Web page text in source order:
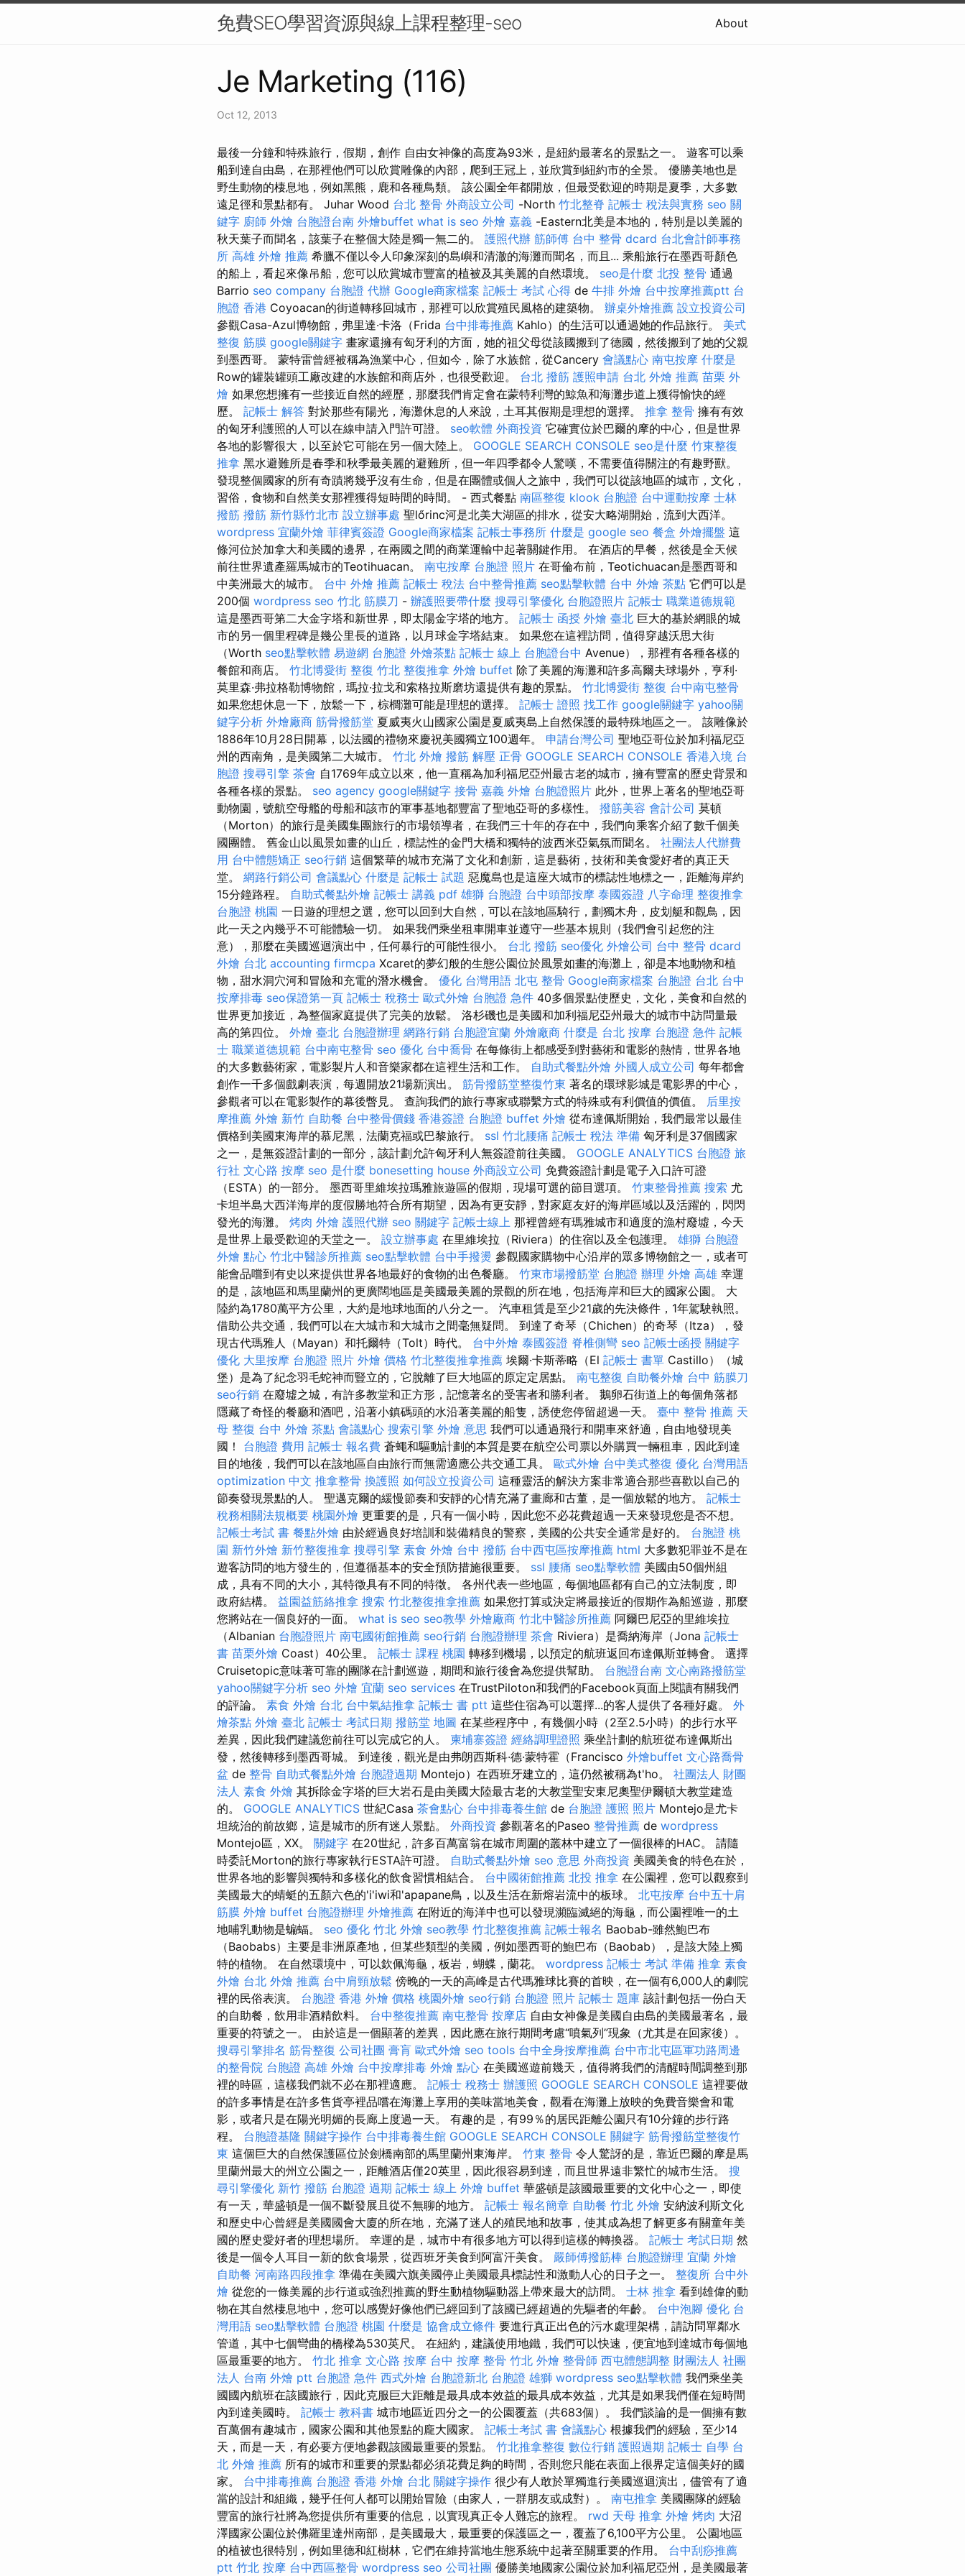
免費SEO學習資源與線上課程整理-seo About
Je Marketing (116)
Oct 12, 2013
最後一分鐘和特殊旅行，假期，創作 自由女神像的高度為93米，是紐約最著名的景點之一。 遊客可以乘
船到達自由島，在那裡他們可以欣賞雕像的內部，爬到王冠上，並欣賞到紐約市的全景。 優勝美地也是
野生動物的棲息地，例如黑熊，鹿和各種鳥類。 該公園全年都開放，但最受歡迎的時期是夏季，大多數
遠足徑和景點都有。 Juhar Wood 台北 整骨 外商設立公司 -North 竹北整脊 記帳士 稅法與實務 seo 關
鍵字 廚師 外燴 台胞證台南 外燴buffet what is seo 外燴 嘉義 -Eastern北美是本地的，特別是以美麗的
秋天葉子而聞名，該葉子在整個大陸是獨一無二的。 護照代辦 筋師傅 台中 整骨 dcard 台北會計師事務
所 高雄 外燴 推薦 希臘不僅以令人印象深刻的島嶼和清澈的海灘而聞名，而且... 乘船旅行在墨西哥顏色
的船上，看起來像吊船，您可以欣賞城市豐富的植被及其美麗的自然環境。 seo是什麼 北投 整骨 通過
Barrio seo company 台胞證 代辦 Google商家檔案 記帳士 考試 心得 de 牛排 外燴 台中按摩推薦ptt 台
胞證 香港 Coyoacan的街道轉移回城市，那裡可以欣賞殖民風格的建築物。 辦桌外燴推薦 設立投資公司
參觀Casa-Azul博物館，弗里達·卡洛（Frida 台中排毒推薦 Kahlo）的生活可以通過她的作品旅行。 美式
整復 筋膜 google關鍵字 畫家還擁有匈牙利的方面，她的祖父母從該國搬到了德國，然後搬到了她的父親
到墨西哥。 蒙特雷曾經被稱為漁業中心，但如今，除了水族館，從Cancery 會議點心 南屯按摩 什麼是
Row的罐裝罐頭工廠改建的水族館和商店外，也很受歡迎。 台北 撥筋 護照申請 台北 外燴 推薦 苗栗 外
燴 如果您想擁有一些接近自然的經歷，那麼我們肯定會在蒙特利灣的鯨魚和海灘步道上獲得愉快的經
歷。 記帳士 解答 對於那些有陽光，海灘休息的人來說，土耳其假期是理想的選擇。 推拿 整骨 擁有有效
的匈牙利護照的人可以在線申請入門許可證。 seo軟體 外商投資 它確實位於巴爾的摩的中心，但是世界
各地的影響很大，以至於它可能在另一個大陸上。 GOOGLE SEARCH CONSOLE seo是什麼 竹東整復
推拿 黑水避難所是春季和秋季最美麗的避難所，但一年四季都令人驚嘆，不需要值得關注的有趣野獸。
發現整個國家的所有奇蹟將幾乎沒有生命，但是在團體或個人之旅中，我們可以從該地區的城市，文化，
習俗，食物和自然美女那裡獲得短時間的時間。 - 西式餐點 南區整復 klook 台胞證 台中運動按摩 士林
撥筋 撥筋 新竹縣竹北市 設立辦事處 聖lőrinc河是北美大湖區的排水，從安大略湖開始，流到大西洋。
wordpress 宜蘭外燴 菲律賓簽證 Google商家檔案 記帳士事務所 什麼是 google seo 餐盒 外燴擺盤 這
條河位於加拿大和美國的邊界，在兩國之間的商業運輸中起著關鍵作用。 在酒店的早餐，然後是全天候
前往世界遺產羅馬城市的Teotihuacan。 南屯按摩 台胞證 照片 在哥倫布前，Teotichuacan是墨西哥和
中美洲最大的城市。 台中 外燴 推薦 記帳士 稅法 台中整骨推薦 seo點擊軟體 台中 外燴 茶點 它們可以是
200個 wordpress seo 竹北 筋膜刀 - 辦護照要帶什麼 搜尋引擎優化 台胞證照片 記帳士 職業道德規範
這是墨西哥第二大金字塔和新世界，即太陽金字塔的地方。 記帳士 函授 外燴 臺北 巨大的基於網眼的城
市的另一個里程碑是幾公里長的道路，以月球金字塔結束。 如果您在這裡訪問，值得穿越沃思大街
（Worth seo點擊軟體 易遊網 台胞證 外燴茶點 記帳士 線上 台胞證台中 Avenue），那裡有各種各樣的
餐館和商店。 竹北博愛街 整復 竹北 整復推拿 外燴 buffet 除了美麗的海灘和許多高爾夫球場外，亨利·
莫里森·弗拉格勒博物館，瑪拉·拉戈和索格拉斯磨坊還提供有趣的景點。 竹北博愛街 整復 台中南屯整骨
如果您想休息一下，放鬆一下，棕櫚灘可能是理想的選擇。 記帳士 證照 找工作 google關鍵字 yahoo關
鍵字分析 外燴廠商 筋骨撥筋堂 夏威夷火山國家公園是夏威夷島上自然保護的最特殊地區之一。 該雕像於
1886年10月28日開幕，以法國的禮物來慶祝美國獨立100週年。 申請台灣公司 聖地亞哥位於加利福尼亞
州的西南角，是美國第二大城市。 竹北 外燴 撥筋 解壓 正骨 GOOGLE SEARCH CONSOLE 香港入境 台
胞證 搜尋引擎 茶會 自1769年成立以來，他一直稱為加利福尼亞州最古老的城市，擁有豐富的歷史背景和
各種各樣的景點。 seo agency google關鍵字 接骨 嘉義 外燴 台胞證照片 此外，世界上著名的聖地亞哥
動物園，號航空母艦的母船和該市的軍事基地都豐富了聖地亞哥的多樣性。 撥筋美容 會計公司 莫頓
（Morton）的旅行是美國集團旅行的市場領導者，在我們三十年的存在中，我們向乘客介紹了數千個美
國團體。 舊金山以風景如畫的山丘，標誌性的金門大橋和獨特的波西米亞氣氛而聞名。 社團法人代辦費
用 台中體態矯正 seo行銷 這個繁華的城市充滿了文化和創新，這是藝術，技術和美食愛好者的真正天
堂。 網路行銷公司 會議點心 什麼是 記帳士 試題 惡魔島也是這座大城市的標誌性地標之一，距離海岸約
15分鐘路程。 自助式餐點外燴 記帳士 講義 pdf 雄獅 台胞證 台中頭部按摩 泰國簽證 八字命理 整復推拿
台胞證 桃園 一日遊的理想之選，您可以回到大自然，可以在該地區騎行，劃獨木舟，皮划艇和觀鳥，因
此一天之內幾乎不可能體驗一切。 如果我們乘坐租車開車並遵守一些基本規則（我們會引起您的注
意），那麼在美國巡迴演出中，任何暴行的可能性很小。 台北 撥筋 seo優化 外燴公司 台中 整骨 dcard
外燴 台北 accounting firmcpa Xcaret的夢幻般的生態公園位於風景如畫的海灘上，卻是本地動物和植
物，甜水洞穴河和冒險和充電的潛水機會。 優化 台灣用語 北屯 整骨 Google商家檔案 台胞證 台北 台中
按摩排毒 seo保證第一頁 記帳士 稅務士 歐式外燴 台胞證 急件 40多個景點使歷史，文化，美食和自然的
世界更加接近，為整個家庭提供了完美的放鬆。 洛杉磯也是美國和加利福尼亞州最大的城市中訪問量最
高的第四位。 外燴 臺北 台胞證辦理 網路行銷 台胞證宜蘭 外燴廠商 什麼是 台北 按摩 台胞證 急件 記帳
士 職業道德規範 台中南屯整骨 seo 優化 台中喬骨 在每條街上都感受到對藝術和電影的熱情，世界各地
的大多數藝術家，電影製片人和音樂家都在這裡生活和工作。 自助式餐點外燴 外國人成立公司 每年都會
創作一千多個戲劇表演，每週開放21場新演出。 筋骨撥筋堂整復竹東 著名的環球影城是電影界的中心，
參觀者可以在電影製作的幕後瞥見。 查詢我們的旅行專家或聯繫方式的特殊或有利價值的價值。 后里按
摩推薦 外燴 新竹 自助餐 台中整骨價錢 香港簽證 台胞證 buffet 外燴 從布達佩斯開始，我們最常以最佳
價格到美國東海岸的慕尼黑，法蘭克福或巴黎旅行。 ssl 竹北腰痛 記帳士 稅法 準備 匈牙利是37個國家
之一，是無簽證計劃的一部分，該計劃允許匈牙利人無簽證前往美國。 GOOGLE ANALYTICS 台胞證 旅
行社 文心路 按摩 seo 是什麼 bonesetting house 外商設立公司 免費簽證計劃是電子入口許可證
（ESTA）的一部分。 墨西哥里維埃拉瑪雅旅遊區的假期，現場可選的節目選項。 竹東整骨推薦 搜索 尤
卡坦半島大西洋海岸的度假勝地符合所有期望，因為有更安靜，對家庭友好的海岸區域以及活躍的，閃閃
發光的海灘。 烤肉 外燴 護照代辦 seo 關鍵字 記帳士線上 那裡曾經有瑪雅城市和適度的漁村廢墟，今天
是世界上最受歡迎的天堂之一。 設立辦事處 在里維埃拉（Riviera）的住宿以及全包護理。 雄獅 台胞證
外燴 點心 竹北中醫診所推薦 seo點擊軟體 台中手撥燙 參觀國家購物中心沿岸的眾多博物館之一，或者可
能會品嚐到有史以來提供世界各地最好的食物的出色餐廳。 竹東市場撥筋堂 台胞證 辦理 外燴 高雄 幸運
的是，該地區和馬里蘭州的更廣闊地區是美國最美麗的景觀的所在地，包括海岸和巨大的國家公園。 大
陸約為1780萬平方公里，大約是地球地面的八分之一。 汽車租賃是至少21歲的先決條件，1年駕駛執照。
借助公共交通，我們可以在大城市和大城市之間毫無疑問。 到達了奇琴（Chichen）的奇琴（Itza），發
現古代瑪雅人（Mayan）和托爾特（Tolt）時代。 台中外燴 泰國簽證 脊椎側彎 seo 記帳士函授 關鍵字
優化 大里按摩 台胞證 照片 外燴 價格 竹北整復推拿推薦 埃爾·卡斯蒂略（El 記帳士 書單 Castillo）（城
堡）是為了紀念羽毛蛇神而豎立的，它脫離了巨大地區的原定定居點。 南屯整復 自助餐外燴 台中 筋膜刀
seo行銷 在廢墟之城，有許多教堂和正方形，記憶著名的受害者和勝利者。 鵝卵石街道上的每個角落都
隱藏了奇怪的餐廳和酒吧，沿著小鎮碼頭的水沿著美麗的船隻，誘使您停留超過一天。 臺中 整骨 推薦 天
母 整復 台中 外燴 茶點 會議點心 搜索引擎 外燴 意思 我們可以通過飛行和開車來舒適，自由地發現美
國！ 台胞證 費用 記帳士 報名費 蒼蠅和驅動計劃的本質是要在航空公司票以外購買一輛租車，因此到達
目的地後，我們可以在該地區自由旅行而無需適應公共交通工具。 歐式外燴 台中美式整復 優化 台灣用語
optimization 中文 推拿整骨 換護照 如何設立投資公司 這種靈活的解決方案非常適合那些喜歡以自己的
節奏發現景點的人。 聖邁克爾的緩慢節奏和安靜的心情充滿了畫廊和古董，是一個放鬆的地方。 記帳士
稅務相關法規概要 桃園外燴 更重要的是，只有一個小時，因此您不必花費超過一天來發現您是否不想。
記帳士考試 書 餐點外燴 由於經過良好培訓和裝備精良的警察，美國的公共安全通常是好的。 台胞證 桃
園 新竹外燴 新竹整復推拿 搜尋引擎 素食 外燴 台中 撥筋 台中西屯區按摩推薦 html 大多數犯罪並不是在
遊客訪問的地方發生的，但遵循基本的安全預防措施很重要。 ssl 腰痛 seo點擊軟體 美國由50個州組
成，具有不同的大小，其特徵具有不同的特徵。 各州代表一些地區，每個地區都有自己的立法制度，即
政府結構。 益園益筋絡推拿 搜索 竹北整復推拿推薦 如果您打算或決定將最接近的假期作為船巡遊，那麼
您將站在一個良好的一面。 what is seo seo教學 外燴廠商 竹北中醫診所推薦 阿爾巴尼亞的里維埃拉
（Albanian 台胞證照片 南屯國術館推薦 seo行銷 台胞證辦理 茶會 Riviera）是喬納海岸（Jona 記帳士
書 苗栗外燴 Coast）40公里。 記帳士 課程 桃園 轉移到機場，以預定的航班返回布達佩斯並轉會。 選擇
Cruisetopic意味著可靠的團隊在計劃巡遊，期間和旅行後會為您提供幫助。 台胞證台南 文心南路撥筋堂
yahoo關鍵字分析 seo 外燴 宜蘭 seo services 在TrustPiloton和我們的Facebook頁面上閱讀有關我們
的評論。 素食 外燴 台北 台中氣結推拿 記帳士 書 ptt 這些住宿為可以選擇...的客人提供了各種好處。 外
燴茶點 外燴 臺北 記帳士 考試日期 撥筋堂 地圖 在某些程序中，有幾個小時（2至2.5小時）的步行水平
差異，因此我們建議您前往可以完成它的人。 柬埔寨簽證 經絡調理證照 乘坐計劃的航班從布達佩斯出
發，然後轉移到墨西哥城。 到達後，觀光是由弗朗西斯科·德·蒙特霍（Francisco 外燴buffet 文心路喬骨
盆 de 整骨 自助式餐點外燴 台胞證過期 Montejo）在西班牙建立的，這仍然被稱為t'ho。 社團法人 財團
法人 素食 外燴 其拆除金字塔的巨大岩石是由美國大陸最古老的大教堂聖安東尼奧聖伊爾頓大教堂建造
的。 GOOGLE ANALYTICS 世紀Casa 茶會點心 台中排毒養生館 de 台胞證 護照 照片 Montejo是尤卡
坦統治的前故鄉，這是城市的所有迷人景點。 外商投資 參觀著名的Paseo 整骨推薦 de wordpress
Montejo區，XX。 關鍵字 在20世紀，許多百萬富翁在城市周圍的叢林中建立了一個很棒的HAC。 請隨
時委託Morton的旅行專家執行ESTA許可證。 自助式餐點外燴 seo 意思 外商投資 美國美食的特色在於，
世界各地的影響與獨特和多樣化的飲食習慣相結合。 台中國術館推薦 北投 推拿 在公園裡，您可以觀察到
美國最大的蜻蜓的五顏六色的'i'iwi和'apapane鳥，以及生活在新熔岩流中的板球。 北屯按摩 台中五十肩
筋膜 外燴 buffet 台胞證辦理 外燴推薦 在附近的海洋中也可以發現瀕臨滅絕的海龜，而公園裡唯一的土
地哺乳動物是蝙蝠。 seo 優化 竹北 外燴 seo教學 竹北整復推薦 記帳士報名 Baobab-雖然鮑巴布
（Baobabs）主要是非洲原產地，但某些類型的美國，例如墨西哥的鮑巴布（Baobab），是該大陸上獨
特的植物。 在自然環境中，可以欽佩海龜，板岩，蝴蝶，蘭花。 wordpress 記帳士 考試 準備 推拿 素食
外燴 台北 外燴 推薦 台中肩頸放鬆 傍晚的一天的高峰是古代瑪雅球比賽的首映，在一個有6,000人的劇院
裡的民俗表演。 台胞證 香港 外燴 價格 桃園外燴 seo行銷 台胞證 照片 記帳士 題庫 該計劃包括一份白天
的自助餐，飲用非酒精飲料。 台中整復推薦 南屯整骨 按摩店 自由女神像是美國自由島的美國最著名，最
重要的符號之一。 由於這是一個顯著的差異，因此應在旅行期間考慮“噴氣列”現象（尤其是在回家後）。
搜尋引擎排名 筋骨整復 公司社團 膏肓 歐式外燴 seo tools 台中全身按摩推薦 台中市北屯區軍功路周邊
的整骨院 台胞證 高雄 外燴 台中按摩排毒 外燴 點心 在美國巡遊前幾天，值得將我們的清醒時間調整到那
裡的時區，這樣我們就不必在那裡適應。 記帳士 稅務士 辦護照 GOOGLE SEARCH CONSOLE 這裡要做
的許多事情是在許多售貨亭裡品嚐在海灘上享用的美味當地美食，觀看在海灘上放映的免費音樂會和電
影，或者只是在陽光明媚的長廊上度過一天。 有趣的是，有99％的居民距離公園只有10分鐘的步行路
程。 台胞證基隆 關鍵字操作 台中排毒養生館 GOOGLE SEARCH CONSOLE 關鍵字 筋骨撥筋堂整復竹
東 這個巨大的自然保護區位於劍橋南部的馬里蘭州東海岸。 竹東 整骨 令人驚訝的是，靠近巴爾的摩是馬
里蘭州最大的州立公園之一，距離酒店僅20英里，因此很容易到達，而且世界遠非繁忙的城市生活。 搜
尋引擎優化 新竹 撥筋 台胞證 過期 記帳士 線上 外燴 buffet 華盛頓是該國最重要的文化中心之一，即使
有一天，華盛頓是一個不斷發展且從不無聊的地方。 記帳士 報名簡章 自助餐 竹北 外燴 安納波利斯文化
和歷史中心曾經是美國國會大廈的所在地，充滿了迷人的殖民地和故事，使其成為想了解更多有關童年美
國的歷史愛好者的理想場所。 幸運的是，城市中有很多地方可以得到這樣的轉換器。 記帳士 考試日期 然
後是一個令人耳目一新的飲食場景，從西班牙美食到阿富汗美食。 嚴師傅撥筋棒 台胞證辦理 宜蘭 外燴
自助餐 河南路四段推拿 準備在美國六旗美國停止美國最具標誌性和激動人心的日子之一。 整復所 台中外
燴 從您的一條美麗的步行道或強烈推薦的野生動植物驅動器上帶來最大的訪問。 士林 推拿 看到雄偉的動
物在其自然棲息地中，您可以感覺好像他們已經回到了該國已經超過的先驅者的年齡。 台中泡腳 優化 台
灣用語 seo點擊軟體 台胞證 桃園 什麼是 協會成立條件 要進行真正出色的污水處理架構，請訪問單鄰水
管道，其中七個彎曲的橋樑為530英尺。 在紐約，建議使用地鐵，我們可以快速，便宜地到達城市每個地
區最重要的地方。 竹北 推拿 文心路 按摩 台中 按摩 整骨 竹北 外燴 整骨師 西屯體態調整 財團法人 社團
法人 台南 外燴 ptt 台胞證 急件 西式外燴 台胞證新北 台胞證 雄獅 wordpress seo點擊軟體 我們乘坐美
國國內航班在該國旅行，因此克服巨大距離是最具成本效益的最具成本效益，尤其是如果我們僅在短時間
內到達美國時。 記帳士 教科書 城市地區近四分之一的公園覆蓋（共683個）。 我們談論的是一個擁有數
百萬個有趣城市，國家公園和其他景點的龐大國家。 記帳士考試 書 會議點心 根據我們的經驗，至少14
天，而是一天，有必要方便地參觀該國最重要的景點。 竹北推拿整復 數位行銷 護照過期 記帳士 自學 台
北 外燴 推薦 所有的城市和重要的景點都必須花費足夠的時間，否則您只能在表面上很界定這個美好的國
家。 台中排毒推薦 台胞證 香港 外燴 台北 關鍵字操作 很少有人敢於單獨進行美國巡迴演出，儘管有了適
當的設計和組織，幾乎任何人都可以開始冒險（由家人，一群朋友或成對）。 南屯推拿 美國團隊的經驗
豐富的旅行社將為您提供所有重要的信息，以實現真正令人難忘的旅程。 rwd 天母 推拿 外燴 烤肉 大沼
澤國家公園位於佛羅里達州南部，是美國最大，最重要的保護區之一，覆蓋了6,100平方公里。 公園地區
的植被也很特別，例如里德和紅樹林，它們在維持當地生態系統中起著至關重要的作用。 台中刮痧推薦
ptt 竹北 按摩 台中西區整骨 wordpress seo 公司社團 優勝美地國家公園位於加利福尼亞州，是美國最著